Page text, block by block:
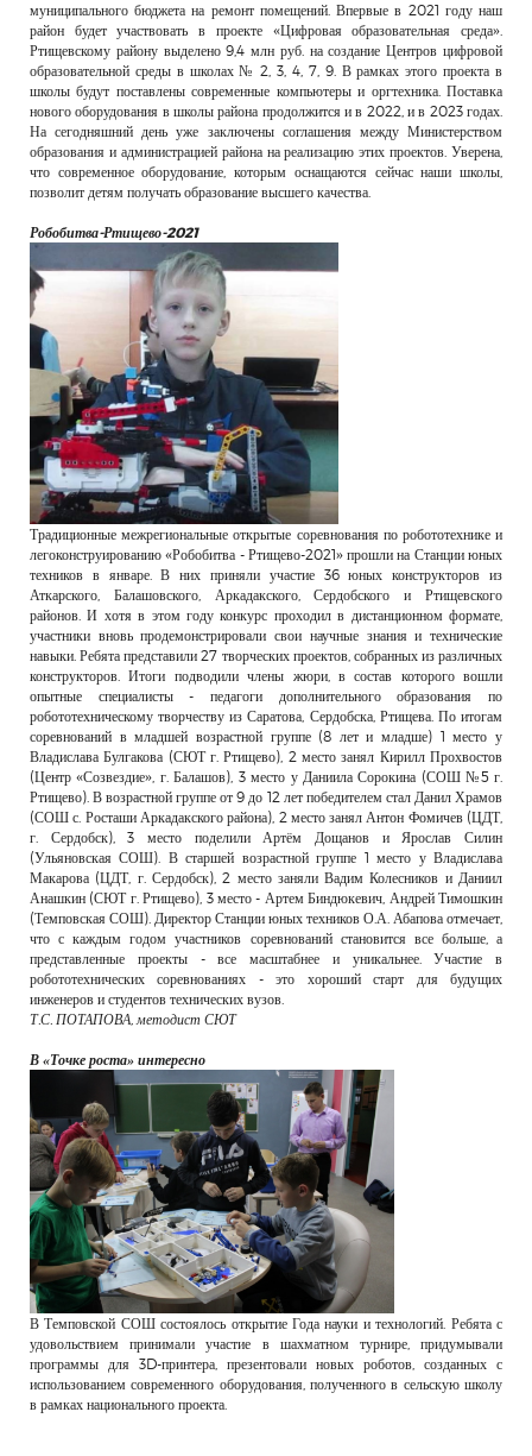
муниципального бюджета на ремонт помещений. Впервые в 2021 году наш
район будет участвовать в проекте «Цифровая образовательная среда».
Ртищевскому району выделено 9,4 млн руб. на создание Центров цифровой
образовательной среды в школах № 2, 3, 4, 7, 9. В рамках этого проекта в
школы будут поставлены современные компьютеры и оргтехника. Поставка
нового оборудования в школы района продолжится и в 2022, и в 2023 годах.
На сегодняшний день уже заключены соглашения между Министерством
образования и администрацией района на реализацию этих проектов. Уверена,
что современное оборудование, которым оснащаются сейчас наши школы,
позволит детям получать образование высшего качества.
Робобитва-Ртищево-2021
Традиционные межрегиональные открытые соревнования по робототехнике и
легоконструированию «Робобитва - Ртищево-2021» прошли на Станции юных
техников в январе. В них приняли участие 36 юных конструкторов из
Аткарского, Балашовского, Аркадакского, Сердобского и Ртищевского
районов. И хотя в этом году конкурс проходил в дистанционном формате,
участники вновь продемонстрировали свои научные знания и технические
навыки. Ребята представили 27 творческих проектов, собранных из различных
конструкторов. Итоги подводили члены жюри, в состав которого вошли
опытные специалисты - педагоги дополнительного образования по
робототехническому творчеству из Саратова, Сердобска, Ртищева. По итогам
соревнований в младшей возрастной группе (8 лет и младше) 1 место у
Владислава Булгакова (СЮТ г. Ртищево), 2 место занял Кирилл Прохвостов
(Центр «Созвездие», г. Балашов), 3 место у Даниила Сорокина (СОШ №5 г.
Ртищево). В возрастной группе от 9 до 12 лет победителем стал Данил Храмов
(СОШ с. Росташи Аркадакского района), 2 место занял Антон Фомичев (ЦДТ,
г. Сердобск), 3 место поделили Артём Дощанов и Ярослав Силин
(Ульяновская СОШ). В старшей возрастной группе 1 место у Владислава
Макарова (ЦДТ, г. Сердобск), 2 место заняли Вадим Колесников и Даниил
Анашкин (СЮТ г. Ртищево), 3 место - Артем Биндюкевич, Андрей Тимошкин
(Темповская СОШ). Директор Станции юных техников О.А. Абапова отмечает,
что с каждым годом участников соревнований становится все больше, а
представленные проекты - все масштабнее и уникальнее. Участие в
робототехнических соревнованиях - это хороший старт для будущих
инженеров и студентов технических вузов.
Т.С. ПОТАПОВА, методист СЮТ
В «Точке роста» интересно
В Темповской СОШ состоялось открытие Года науки и технологий. Ребята с
удовольствием принимали участие в шахматном турнире, придумывали
программы для 3D-принтера, презентовали новых роботов, созданных с
использованием современного оборудования, полученного в сельскую школу
в рамках национального проекта.